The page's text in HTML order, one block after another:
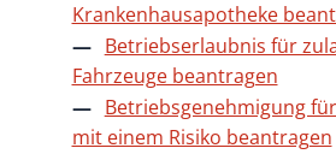
Krankenhausapotheke
Betriebserlaubnis für
Fahrzeuge beantragen
Betriebsgenehmigung
mit einem Risiko beantragen